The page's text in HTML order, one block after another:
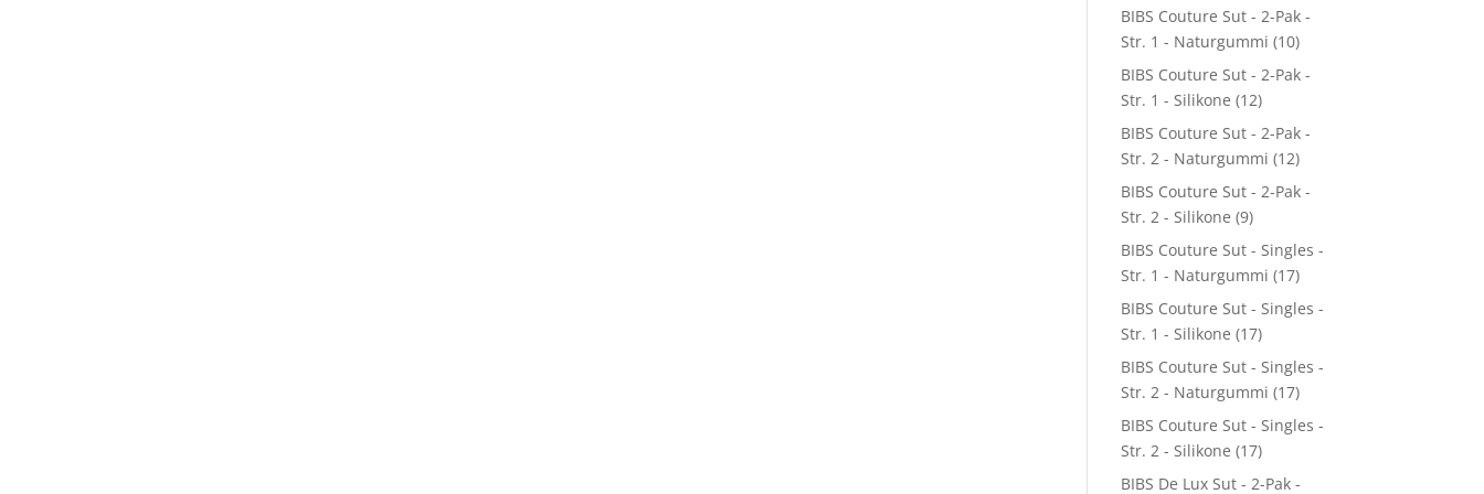
BIBS Couture Sut - 2-Pak -
Str. 1 - Naturgummi (10)
BIBS Couture Sut - 2-Pak -
Str. 1 - Silikone (12)
BIBS Couture Sut - 2-Pak -
Str. 2 - Naturgummi (12)
BIBS Couture Sut - 2-Pak -
Str. 2 - Silikone (9)
BIBS Couture Sut - Singles -
Str. 1 - Naturgummi (17)
BIBS Couture Sut - Singles -
Str. 1 - Silikone (17)
BIBS Couture Sut - Singles -
Str. 2 - Naturgummi (17)
BIBS Couture Sut - Singles -
Str. 2 - Silikone (17)
BIBS De Lux Sut - 2-Pak -